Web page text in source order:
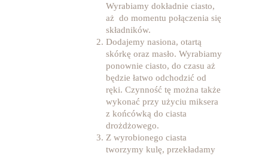
Wyrabiamy dokładnie ciasto,
aż do momentu połączenia się
składników.
Dodajemy nasiona, otartą
skórkę oraz masło. Wyrabiamy
ponownie ciasto, do czasu aż
będzie łatwo odchodzić od
ręki. Czynność tę można także
wykonać przy użyciu miksera
z końcówką do ciasta
drożdżowego.
Z wyrobionego ciasta
tworzymy kulę, przekładamy